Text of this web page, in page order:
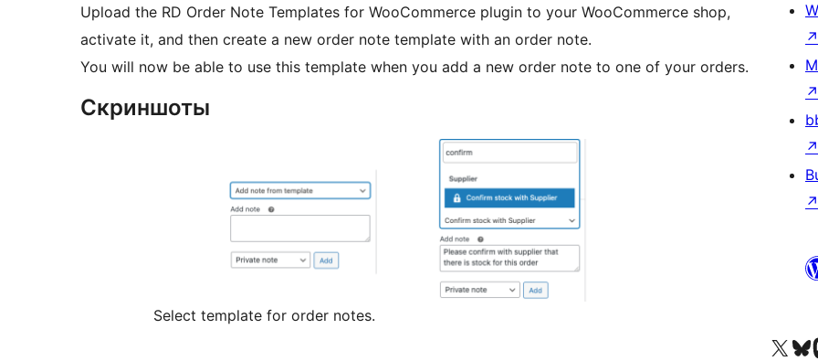
Upload the RD Order Note Templates for WooCommerce plugin to your WooCommerce shop,
activate it, and then create a new order note template with an order note.
You will now be able to use this template when you add a new order note to one of your orders.
Скриншоты
Select template for order notes.
↗
↗
↗
↗
Посетите нас в
Посетите